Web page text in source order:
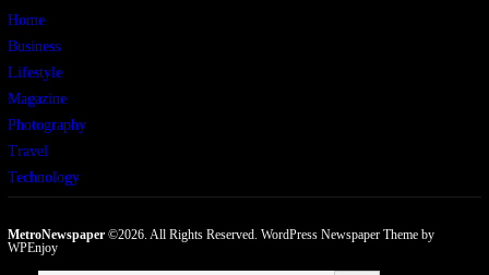
Home
Business
Lifestyle
Magazine
Photography
Travel
Technology
MetroNewspaper©2026. All Rights Reserved. WordPress Newspaper Themeby
WPEnjoy